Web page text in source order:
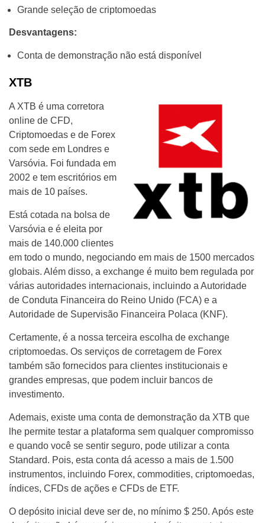
Grande seleção de criptomoedas
Desvantagens:
Conta de demonstração não está disponível
XTB
A XTB é uma corretora
online de CFD,
Criptomoedas e de Forex
com sede em Londres e
Varsóvia. Foi fundada em
2002 e tem escritórios em
mais de 10 países.
Está cotada na bolsa de
Varsóvia e é eleita por
mais de 140.000 clientes
em todo o mundo, negociando em mais de 1500 mercados
globais. Além disso, a exchange é muito bem regulada por
várias autoridades internacionais, incluindo a Autoridade
de Conduta Financeira do Reino Unido (FCA) e a
Autoridade de Supervisão Financeira Polaca (KNF).
Certamente, é a nossa terceira escolha de exchange
criptomoedas. Os serviços de corretagem de Forex
também são fornecidos para clientes institucionais e
grandes empresas, que podem incluir bancos de
investimento.
Ademais, existe uma conta de demonstração da XTB que
lhe permite testar a plataforma sem qualquer compromisso
e quando você se sentir seguro, pode utilizar a conta
Standard. Pois, esta conta dá acesso a mais de 1.500
instrumentos, incluindo Forex, commodities, criptomoedas,
índices, CFDs de ações e CFDs de ETF.
O depósito inicial deve ser de, no mínimo $ 250. Após este